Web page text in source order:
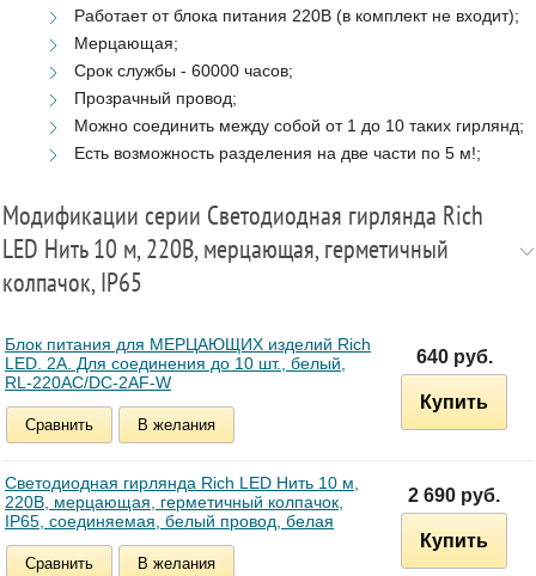
Работает от блока питания 220В (в комплект не входит);
Мерцающая;
Срок службы - 60000 часов;
Прозрачный провод;
Можно соединить между собой от 1 до 10 таких гирлянд;
Есть возможность разделения на две части по 5 м!;
Модификации серии Светодиодная гирлянда Rich
LED Нить 10 м, 220В, мерцающая, герметичный
колпачок, IP65
Блок питания для МЕРЦАЮЩИХ изделий Rich
LED. 2А. Для соединения до 10 шт., белый,
RL-220AC/DC-2AF-W
Сравнить В желания
640 руб.
Купить
Светодиодная гирлянда Rich LED Нить 10 м,
220В, мерцающая, герметичный колпачок,
IP65, соединяемая, белый провод, белая
Сравнить В желания
2 690 руб.
Купить